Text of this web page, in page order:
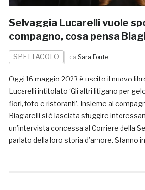
Selvaggia Lucarelli vuole
compagno, cosa pensa
SPETTACOLO da Sara Fonte
Oggi 16 maggio 2023 è uscito il nuovo
Lucarelli intitolato ‘Gli altri litigano per
fiori, foto e ristoranti’. Insieme al
Biagiarelli si è lasciata sfuggire
un’intervista concessa al Corriere della
parlato della loro storia d’amore. Stanno